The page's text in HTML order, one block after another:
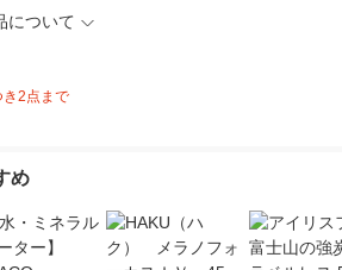
について
き2点まで
め